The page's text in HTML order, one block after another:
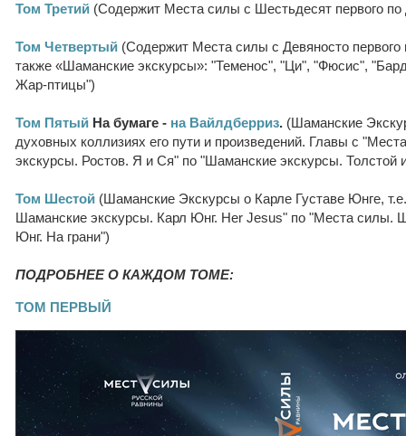
Том Третий (Содержит Места силы с Шестьдесят первого по
Том Четвертый (Содержит Места силы с Девяносто первого
также «Шаманские экскурсы»: "Теменос", "Ци", "Фюсис",
Жар-птицы")
Том Пятый На бумаге - на Вайлдберриз. (Шаманские
духовных коллизиях его пути и произведений. Главы с
экскурсы. Ростов. Я и Ся" по "Шаманские экскурсы. Толстой
Том Шестой (Шаманские Экскурсы о Карле Густаве Юнге,
Шаманские экскурсы. Карл Юнг. Her Jesus" по "Места силы.
Юнг. На грани")
ПОДРОБНЕЕ О КАЖДОМ ТОМЕ:
ТОМ ПЕРВЫЙ